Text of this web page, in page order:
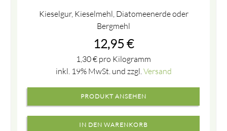
Kieselgur, Kieselmehl, Diatomeenerde oder
Bergmehl
12,95 €
1,30€ pro Kilogramm
inkl. 19% MwSt. und zzgl.Versand
PRODUKT ANSEHEN